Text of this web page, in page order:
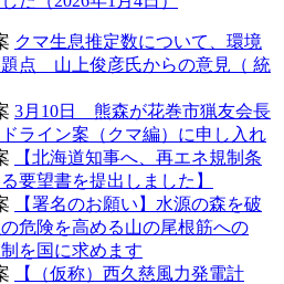
クマ生息推定数について、環境
点 山上俊彦氏からの意見（ 統
3月10日 熊森が花巻市猟友会長
ライン案（クマ編）に申し入れ
【北海道知事へ、再エネ規制条
要望書を提出しました】
【署名のお願い】水源の森を破
危険を高める山の尾根筋への
を国に求めます
【（仮称）西久慈風力発電計